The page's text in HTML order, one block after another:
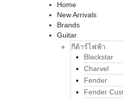
Home
New Arrivals
Brands
Guitar
กีต้าร์ไฟฟ้า
Blackstar
Charvel
Fender
Fender